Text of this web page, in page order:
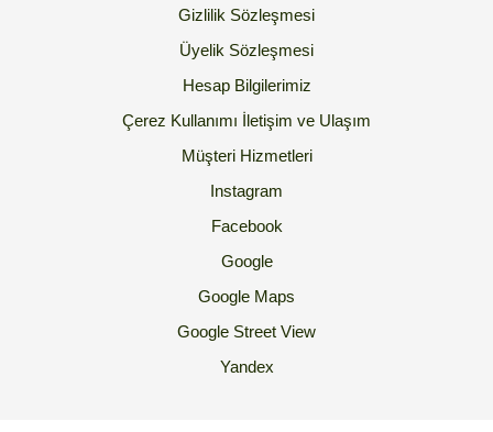
Gizlilik Sözleşmesi
Üyelik Sözleşmesi
Hesap Bilgilerimiz
Çerez Kullanımı İletişim ve Ulaşım
Müşteri Hizmetleri
Instagram
Facebook
Google
Google Maps
Google Street View
Yandex